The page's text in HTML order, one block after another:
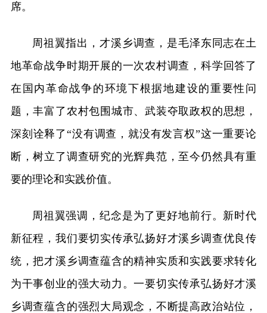
席。
周祖翼指出，才溪乡调查，是毛泽东同志在土
地革命战争时期开展的一次农村调查，科学回答了
在国内革命战争的环境下根据地建设的重要性问
题，丰富了农村包围城市、武装夺取政权的思想，
深刻诠释了“没有调查，就没有发言权”这一重要论
断，树立了调查研究的光辉典范，至今仍然具有重
要的理论和实践价值。
周祖翼强调，纪念是为了更好地前行。新时代
新征程，我们要切实传承弘扬好才溪乡调查优良传
统，把才溪乡调查蕴含的精神实质和实践要求转化
为干事创业的强大动力。一要切实传承弘扬好才溪
乡调查蕴含的强烈大局观念，不断提高政治站位，